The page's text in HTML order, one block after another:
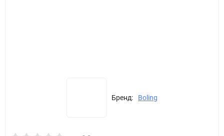
Бренд: Boling